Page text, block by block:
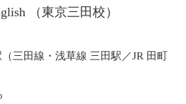
（東京三田校）
三田線・浅草線 三田駅／JR 田町